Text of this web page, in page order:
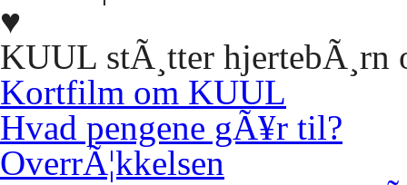
♥
KUUL stÃ¸tter hjertebÃ¸rn
Kortfilm om KUUL
Hvad pengene gÃ¥r til?
OverrÃ¦kkelsen